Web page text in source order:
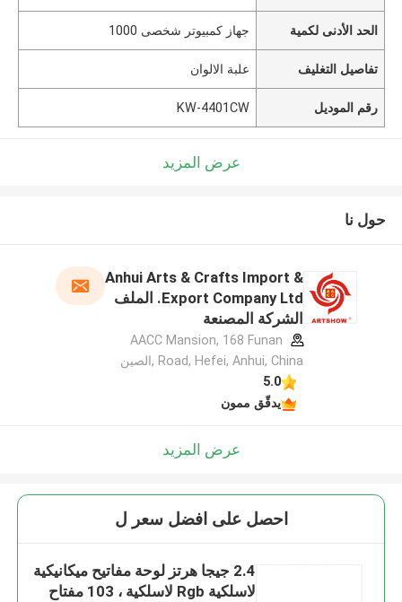
الحد الأدنى لكمية جهاز كمبيوتر شخصى 1000
تفاصيل التغليف علبة الالوان
رقم الموديل KW-4401CW
عرض المزيد
حول نا
Anhui Arts & Crafts Import &
Export Company Ltd. الملف
الشركة المصنعة
AACC Mansion, 168 Funan
Road, Hefei, Anhui, China ,الصين
5.0
يدقّق ممون
عرض المزيد
احصل على افضل سعر ل
2.4 جيجا هرتز لوحة مفاتيح ميكانيكية
لاسلكية Rgb لاسلكية ، 103 مفتاح